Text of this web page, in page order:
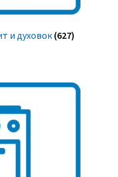
и духовок (627)